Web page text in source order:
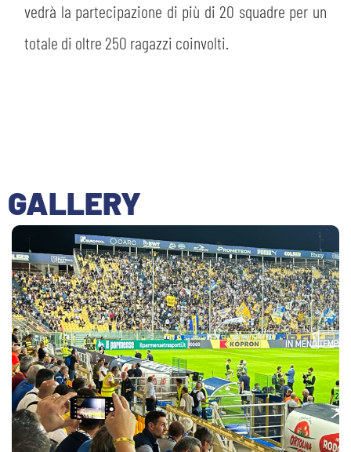
SEARCH
vedrà la partecipazione di più di 20 squadre per un
totale di oltre 250 ragazzi coinvolti.
GALLERY
sempre abilitati